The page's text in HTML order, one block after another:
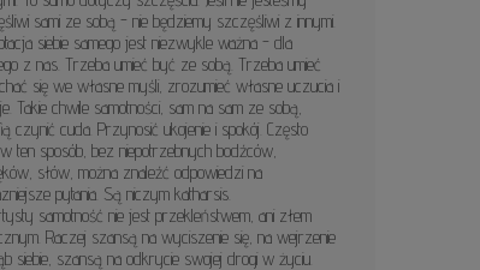
sami ze sobą - nie będziemy szczęśliwi z innymi.
siebie samego jest niezwykle ważna - dla
z nas. Trzeba umieć być ze sobą. Trzeba umieć
się we własne myśli, zrozumieć własne uczucia i
Takie chwile samotności, sam na sam ze sobą,
czynić cuda. Przynosić ukojenie i spokój. Często
ten sposób, bez niepotrzebnych bodźców,
słów, można znaleźć odpowiedzi na
pytania. Są niczym katharsis.
samotność nie jest przekleństwem, ani złem
Raczej szansą na wyciszenie się, na wejrzenie
siebie, szansą na odkrycie swojej drogi w życiu.